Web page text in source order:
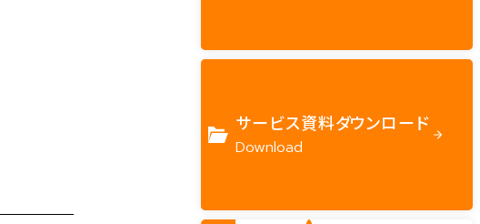
サービス資料ダウンロード
Download